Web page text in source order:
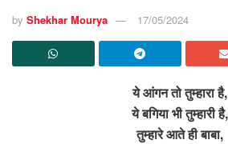
by Shekhar Mourya 17/05/2024
ये आंगन तो तुम्हारा है,
ये बगिया भी तुम्हारी है,
तुम्हारे आते ही बाबा,